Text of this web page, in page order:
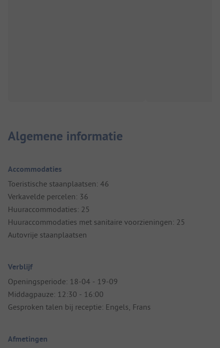
Algemene informatie
Accommodaties
Toeristische staanplaatsen: 46
Verkavelde percelen: 36
Huuraccommodaties: 25
Huuraccommodaties met sanitaire voorzieningen: 25
Autovrije staanplaatsen
Verblijf
Openingsperiode: 18-04 - 19-09
Middagpauze: 12:30 - 16:00
Gesproken talen bij receptie: Engels, Frans
Afmetingen